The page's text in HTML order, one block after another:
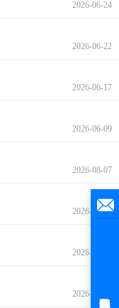
2026-06-24
2026-06-22
2026-06-17
2026-06-09
2026-08-07
2026-08-07
2026-08-07
2026-08-07